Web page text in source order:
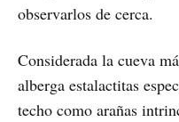
observarlos de cerca.
Considerada la cueva
alberga estalactitas
techo como arañas